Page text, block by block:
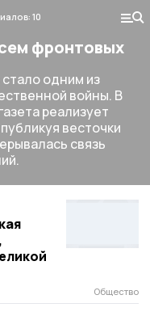
10
фронтовых
одним из
войны. В
реализует
весточки
связь
Общество